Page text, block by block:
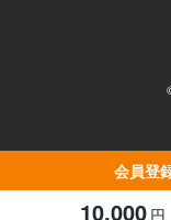
会員登
10,000 円